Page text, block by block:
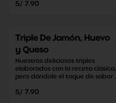
S/ 7.90
Triple De Jamón, Huevo
y Queso
Nuestros deliciosos triples
elaborados con la receta clásica,
pero dándole el toque de sabor
S/ 7.90